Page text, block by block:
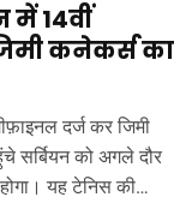
14वीं
कनेकर्स का
दर्ज कर जिमी
सर्बियन को अगले दौर
यह टेनिस की